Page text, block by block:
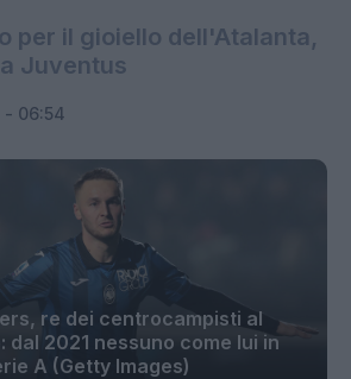
per il gioiello dell'Atalanta,
Juventus
- 06:54
re dei centrocampisti al
dal 2021 nessuno come lui in
A (Getty Images)